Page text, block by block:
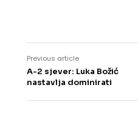
Previous article
A-2 sjever: Luka Božić
nastavlja dominirati